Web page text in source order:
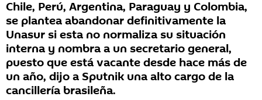
Chile, Perú, Argentina, Paraguay y Colombia,
se plantea abandonar definitivamente la
Unasur si esta no normaliza su situación
interna y nombra a un secretario general,
puesto que está vacante desde hace más de
un año, dijo a Sputnik una alto cargo de la
cancillería brasileña.